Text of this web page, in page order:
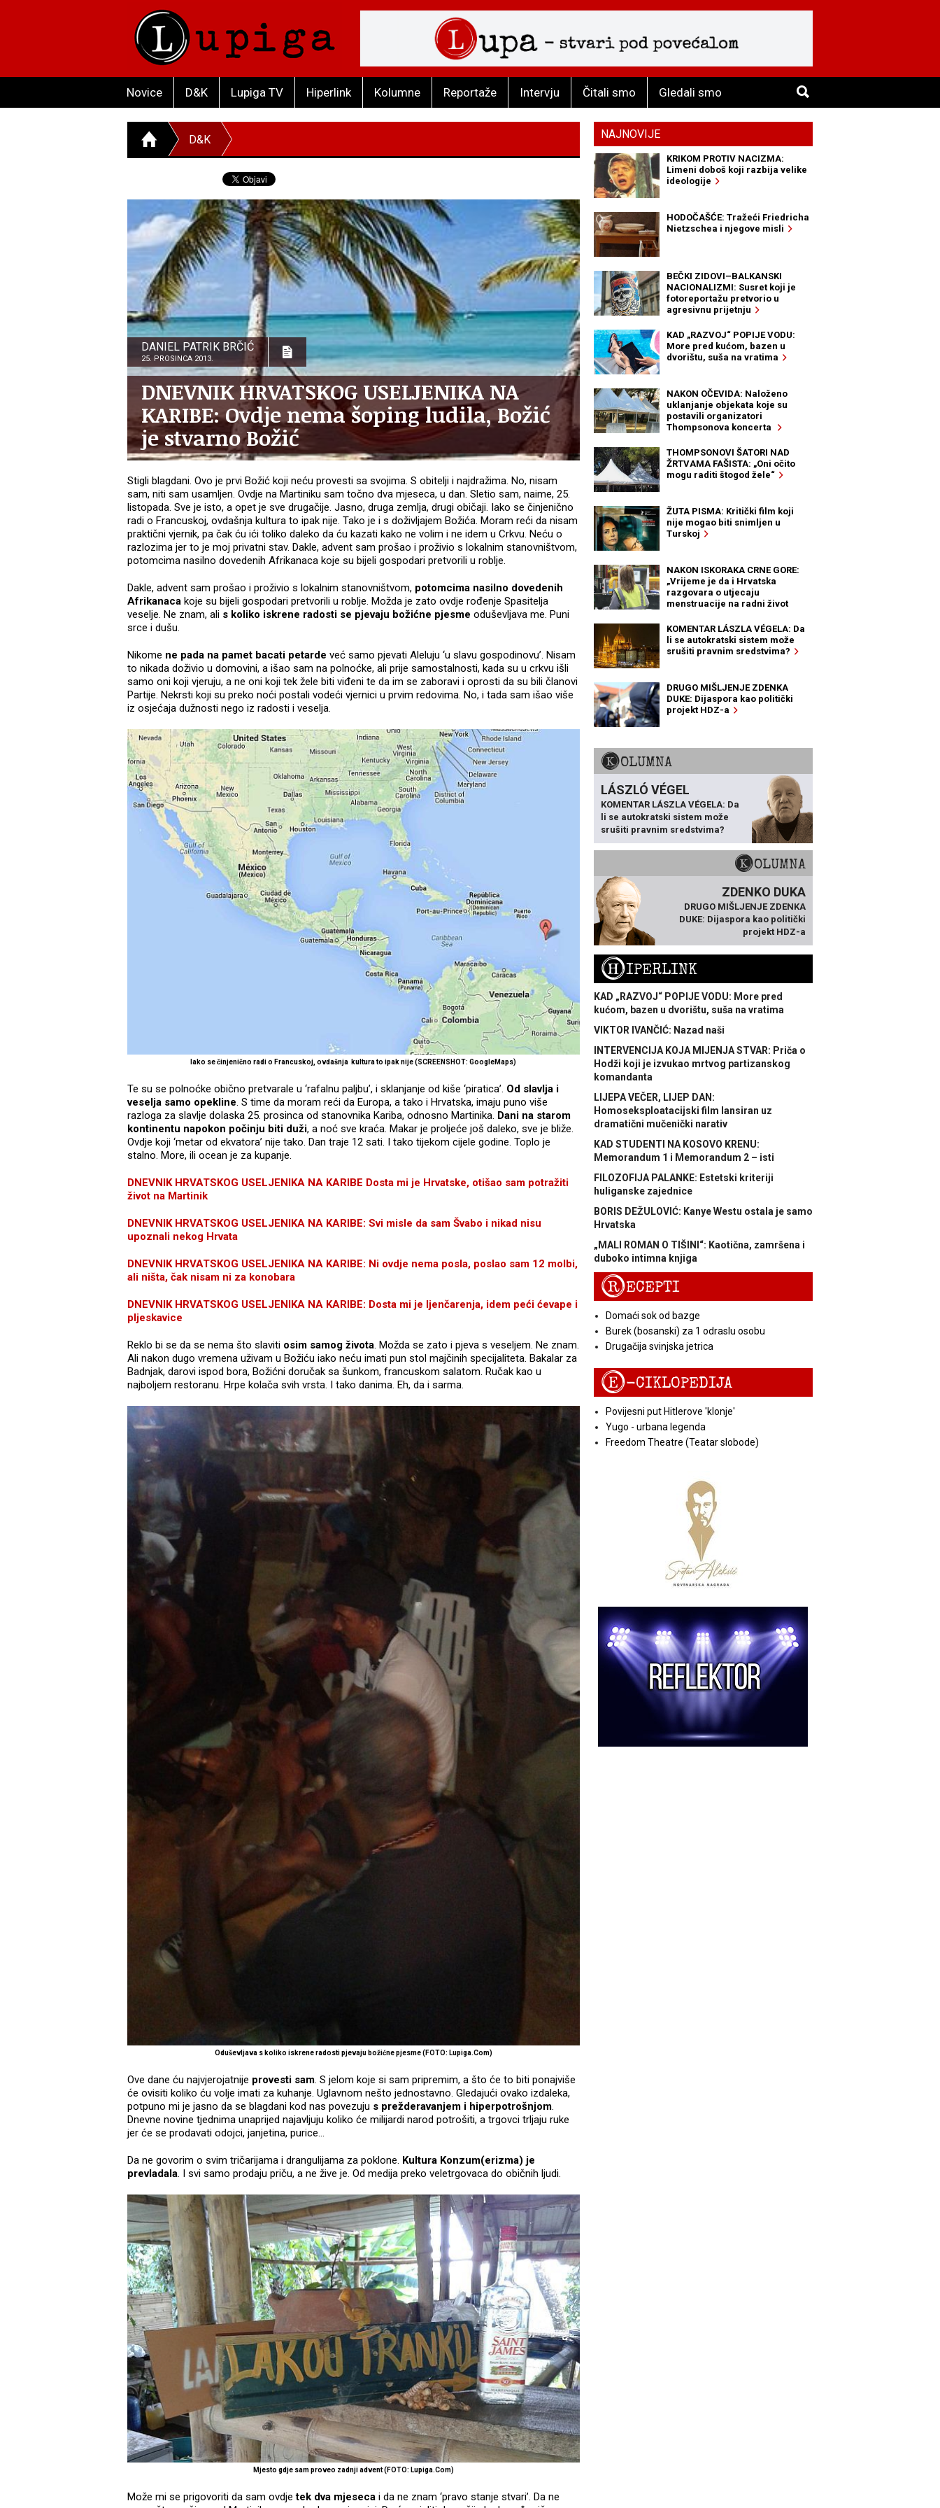
Novice D&K Lupiga TV Hiperlink Kolumne Reportaže Intervju Čitali smo Gledali smo
D&K
DANIEL PATRIK BRČIĆ
25. PROSINCA 2013.
DNEVNIK HRVATSKOG USELJENIKA NA
KARIBE: Ovdje nema šoping ludila, Božić
je stvarno Božić
Stigli blagdani. Ovo je prvi Božić koji neću provesti sa svojima. S obitelji i najdražima. No, nisam
sam, niti sam usamljen. Ovdje na Martiniku sam točno dva mjeseca, u dan. Sletio sam, naime, 25.
listopada. Sve je isto, a opet je sve drugačije. Jasno, druga zemlja, drugi običaji. Iako se činjenično
radi o Francuskoj, ovdašnja kultura to ipak nije. Tako je i s doživljajem Božića. Moram reći da nisam
praktični vjernik, pa čak ću ići toliko daleko da ću kazati kako ne volim i ne idem u Crkvu. Neću o
razlozima jer to je moj privatni stav. Dakle, advent sam prošao i proživio s lokalnim stanovništvom,
potomcima nasilno dovedenih Afrikanaca koje su bijeli gospodari pretvorili u roblje.
Dakle, advent sam prošao i proživio s lokalnim stanovništvom, potomcima nasilno dovedenih
Afrikanaca koje su bijeli gospodari pretvorili u roblje. Možda je zato ovdje rođenje Spasitelja
veselje. Ne znam, ali s koliko iskrene radosti se pjevaju božićne pjesme oduševljava me. Puni
srce i dušu.
Nikome ne pada na pamet bacati petarde već samo pjevati Aleluju ‘u slavu gospodinovu’. Nisam
to nikada doživio u domovini, a išao sam na polnoćke, ali prije samostalnosti, kada su u crkvu išli
samo oni koji vjeruju, a ne oni koji tek žele biti viđeni te da im se zaboravi i oprosti da su bili članovi
Partije. Nekrsti koji su preko noći postali vodeći vjernici u prvim redovima. No, i tada sam išao više
iz osjećaja dužnosti nego iz radosti i veselja.
Iako se činjenično radi o Francuskoj, ovdašnja kultura to ipak nije (SCREENSHOT: GoogleMaps)
Te su se polnoćke obično pretvarale u ‘rafalnu paljbu’, i sklanjanje od kiše ‘piratica’. Od slavlja i
veselja samo opekline. S time da moram reći da Europa, a tako i Hrvatska, imaju puno više
razloga za slavlje dolaska 25. prosinca od stanovnika Kariba, odnosno Martinika. Dani na starom
kontinentu napokon počinju biti duži, a noć sve kraća. Makar je proljeće još daleko, sve je bliže.
Ovdje koji ‘metar od ekvatora’ nije tako. Dan traje 12 sati. I tako tijekom cijele godine. Toplo je
stalno. More, ili ocean je za kupanje.
DNEVNIK HRVATSKOG USELJENIKA NA KARIBE Dosta mi je Hrvatske, otišao sam potražiti
život na Martinik
DNEVNIK HRVATSKOG USELJENIKA NA KARIBE: Svi misle da sam Švabo i nikad nisu
upoznali nekog Hrvata
DNEVNIK HRVATSKOG USELJENIKA NA KARIBE: Ni ovdje nema posla, poslao sam 12 molbi,
ali ništa, čak nisam ni za konobara
DNEVNIK HRVATSKOG USELJENIKA NA KARIBE: Dosta mi je ljenčarenja, idem peći ćevape i
pljeskavice
Reklo bi se da se nema što slaviti osim samog života. Možda se zato i pjeva s veseljem. Ne znam.
Ali nakon dugo vremena uživam u Božiću iako neću imati pun stol majčinih specijaliteta. Bakalar za
Badnjak, darovi ispod bora, Božićni doručak sa šunkom, francuskom salatom. Ručak kao u
najboljem restoranu. Hrpe kolača svih vrsta. I tako danima. Eh, da i sarma.
Oduševljava s koliko iskrene radosti pjevaju božićne pjesme (FOTO: Lupiga.Com)
Ove dane ću najvjerojatnije provesti sam. S jelom koje si sam pripremim, a što će to biti ponajviše
će ovisiti koliko ću volje imati za kuhanje. Uglavnom nešto jednostavno. Gledajući ovako izdaleka,
potpuno mi je jasno da se blagdani kod nas povezuju s prežderavanjem i hiperpotrošnjom.
Dnevne novine tjednima unaprijed najavljuju koliko će milijardi narod potrošiti, a trgovci trljaju ruke
jer će se prodavati odojci, janjetina, purice…
Da ne govorim o svim tričarijama i drangulijama za poklone. Kultura Konzum(erizma) je
prevladala. I svi samo prodaju priču, a ne žive je. Od medija preko veletrgovaca do običnih ljudi.
Mjesto gdje sam proveo zadnji advent (FOTO: Lupiga.Com)
Može mi se prigovoriti da sam ovdjetek dva mjeseca i da ne znam ‘pravo stanje stvari’. Da ne
NAJNOVIJE
KRIKOM PROTIV NACIZMA:
Limeni doboš koji razbija velike
ideologije
HODOČAŠĆE: Tražeći Friedricha
Nietzschea i njegove misli
BEČKI ZIDOVI–BALKANSKI
NACIONALIZMI: Susret koji je
fotoreportažu pretvorio u
agresivnu prijetnju
KAD „RAZVOJ“ POPIJE VODU:
More pred kućom, bazen u
dvorištu, suša na vratima
NAKON OČEVIDA: Naloženo
uklanjanje objekata koje su
postavili organizatori
Thompsonova koncerta
THOMPSONOVI ŠATORI NAD
ŽRTVAMA FAŠISTA: „Oni očito
mogu raditi štogod žele“
ŽUTA PISMA: Kritički film koji
nije mogao biti snimljen u
Turskoj
NAKON ISKORAKA CRNE GORE:
„Vrijeme je da i Hrvatska
razgovara o utjecaju
menstruacije na radni život
KOMENTAR LÁSZLA VÉGELA: Da
li se autokratski sistem može
srušiti pravnim sredstvima?
DRUGO MIŠLJENJE ZDENKA
DUKE: Dijaspora kao politički
projekt HDZ-a
KOLUMNA
LÁSZLÓ VÉGEL
KOMENTAR LÁSZLA VÉGELA: Da
li se autokratski sistem može
srušiti pravnim sredstvima?
KOLUMNA
ZDENKO DUKA
DRUGO MIŠLJENJE ZDENKA
DUKE: Dijaspora kao politički
projekt HDZ-a
HIPERLINK
KAD „RAZVOJ“ POPIJE VODU: More pred
kućom, bazen u dvorištu, suša na vratima
VIKTOR IVANČIĆ: Nazad naši
INTERVENCIJA KOJA MIJENJA STVAR: Priča o
Hodži koji je izvukao mrtvog partizanskog
komandanta
LIJEPA VEČER, LIJEP DAN:
Homoseksploatacijski film lansiran uz
dramatični mučenički narativ
KAD STUDENTI NA KOSOVO KRENU:
Memorandum 1 i Memorandum 2 – isti
FILOZOFIJA PALANKE: Estetski kriteriji
huliganske zajednice
BORIS DEŽULOVIĆ: Kanye Westu ostala je samo
Hrvatska
„MALI ROMAN O TIŠINI“: Kaotična, zamršena i
duboko intimna knjiga
RECEPTI
Domaći sok od bazge
Burek (bosanski) za 1 odraslu osobu
Drugačija svinjska jetrica
E-CIKLOPEDIJA
Povijesni put Hitlerove 'klonje'
Yugo - urbana legenda
Freedom Theatre (Teatar slobode)